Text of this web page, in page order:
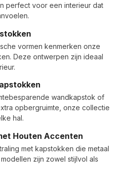
perfect voor een interieur dat
vormen kenmerken onze
Deze ontwerpen zijn ideaal
wandkapstok of
opbergruimte, onze collectie
hal.
Houten Accenten
met kapstokken die metaal
zijn zowel stijlvol als